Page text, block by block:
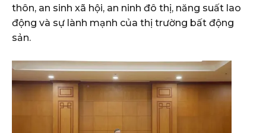
thôn, an sinh xã hội, an ninh đô thị, năng suất lao
động và sự lành mạnh của thị trường bất động
sản.